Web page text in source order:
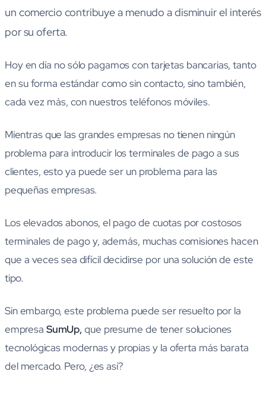
un comercio contribuye a menudo a disminuir el interés
por su oferta.
Hoy en día no sólo pagamos con tarjetas bancarias, tanto
en su forma estándar como sin contacto, sino también,
cada vez más, con nuestros teléfonos móviles.
Mientras que las grandes empresas no tienen ningún
problema para introducir los terminales de pago a sus
clientes, esto ya puede ser un problema para las
pequeñas empresas.
Los elevados abonos, el pago de cuotas por costosos
terminales de pago y, además, muchas comisiones hacen
que a veces sea difícil decidirse por una solución de este
tipo.
Sin embargo, este problema puede ser resuelto por la
empresa SumUp,que presume de tener soluciones
tecnológicas modernas y propias y la oferta más barata
del mercado. Pero, ¿es así?